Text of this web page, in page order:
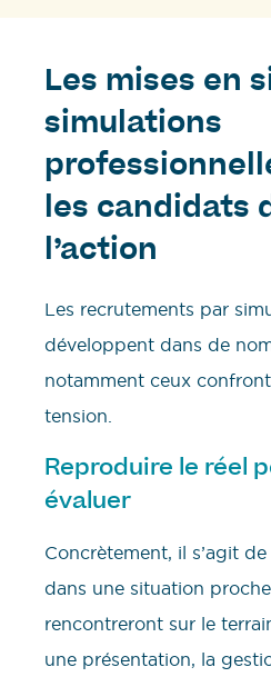
Les mises en
simulations
les candidats
l’action
Les recrutements par
développent dans de
notamment ceux
tension.
Reproduire le réel
évaluer
Concrètement, il s’agit
dans une situation
rencontreront sur le
une présentation, la